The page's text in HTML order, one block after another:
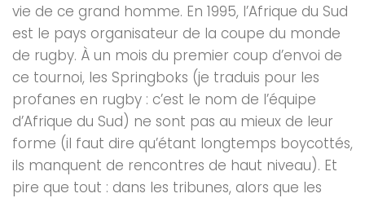
vie de ce grand homme. En 1995, l’Afrique du Sud
est le pays organisateur de la coupe du monde
de rugby. À un mois du premier coup d’envoi de
ce tournoi, les Springboks (je traduis pour les
profanes en rugby : c’est le nom de l’équipe
d’Afrique du Sud) ne sont pas au mieux de leur
forme (il faut dire qu’étant longtemps boycottés,
ils manquent de rencontres de haut niveau). Et
pire que tout : dans les tribunes, alors que les